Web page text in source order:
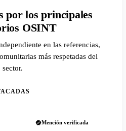
por los principales
OSINT
en las referencias,
más respetadas del
sector.
Mención verificada